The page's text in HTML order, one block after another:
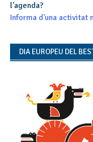
l'agenda?
Informa d'una activitat
DIA EUROPEU DEL